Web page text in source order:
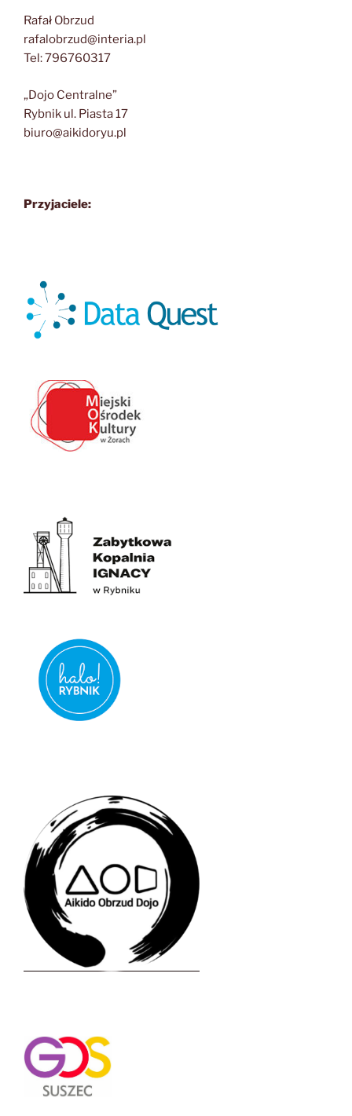
Rafał Obrzud
rafalobrzud@interia.pl
Tel: 796760317
„Dojo Centralne”
Rybnik ul. Piasta 17
biuro@aikidoryu.pl
Przyjaciele: